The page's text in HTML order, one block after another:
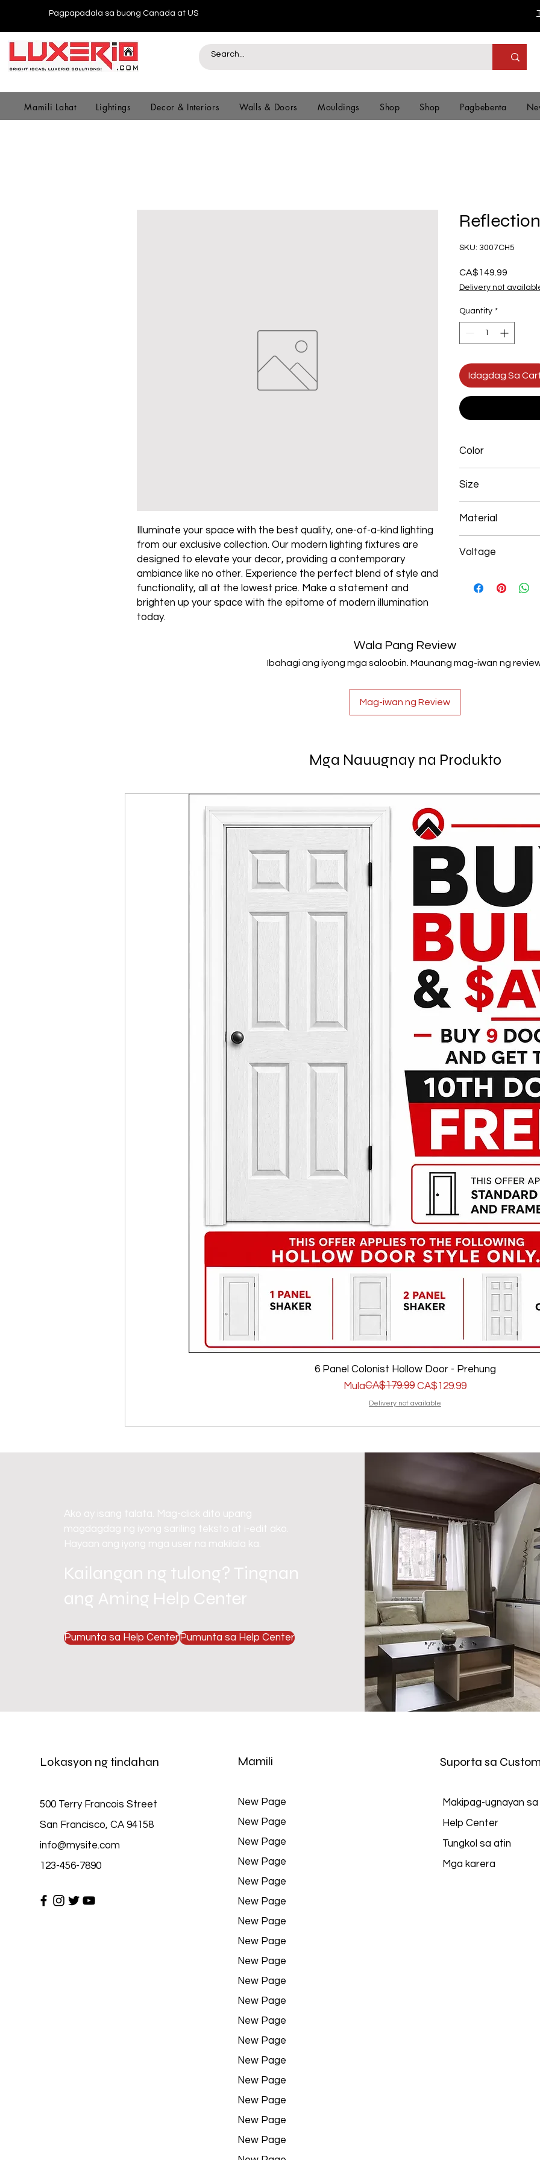
Pagpapadala sa buong Canada at US
Mamili Lahat Lightings Decor & Interiors Walls & Doors Mouldings Shop Shop Pagbebenta
Illuminate your space with the best quality, one-of-a-kind lighting
from our exclusive collection. Our modern lighting fixtures are
designed to elevate your decor, providing a contemporary
ambiance like no other. Experience the perfect blend of style and
functionality, all at the lowest price. Make a statement and
brighten up your space with the epitome of modern illumination
today.
SKU: 3007CH5
CA$149.99
Delivery not
Quantity *
Idagdag Sa
Color
Size
Material
Voltage
Wala Pang Review
Ibahagi ang iyong mga saloobin. Maunang mag-iwan ng
Mag-iwan ng Review
Mga Nauugnay na Produkto
6 Panel Colonist Hollow Door - Prehung
Mula
Regular na Presyo
CA$179.99 CA$129.99
Sale Price
Delivery not available
Ako ay isang talata. Mag-click dito upang
magdagdag ng iyong sariling teksto at i-edit ako.
Hayaan ang iyong mga user na makilala ka.
Kailangan ng tulong? Tingnan
ang Aming Help Center
Pumunta sa Help CenterPumunta sa Help Center
Lokasyon ng tindahan
500 Terry Francois Street
San Francisco, CA 94158
info@mysite.com
123-456-7890
Mamili
New Page
New Page
New Page
New Page
New Page
New Page
New Page
New Page
New Page
New Page
New Page
New Page
New Page
New Page
New Page
New Page
New Page
New Page
Suporta sa
Makipag-ugnayan
Help Center
Tungkol sa atin
Mga karera